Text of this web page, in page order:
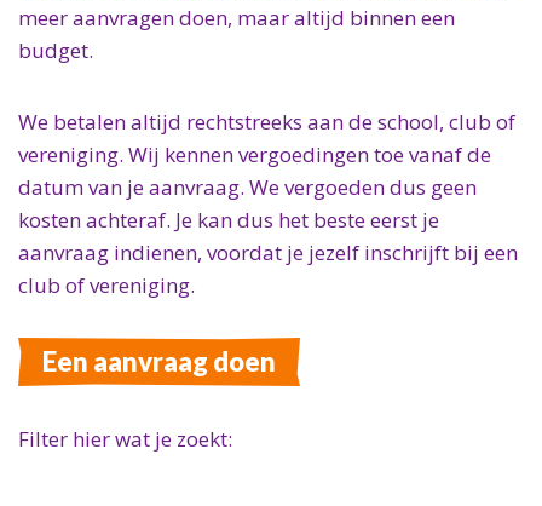
meer aanvragen doen, maar altijd binnen een
budget.
We betalen altijd rechtstreeks aan de school, club of
vereniging. Wij kennen vergoedingen toe vanaf de
datum van je aanvraag. We vergoeden dus geen
kosten achteraf. Je kan dus het beste eerst je
aanvraag indienen, voordat je jezelf inschrijft bij een
club of vereniging.
Een aanvraag doen
Filter hier wat je zoekt: